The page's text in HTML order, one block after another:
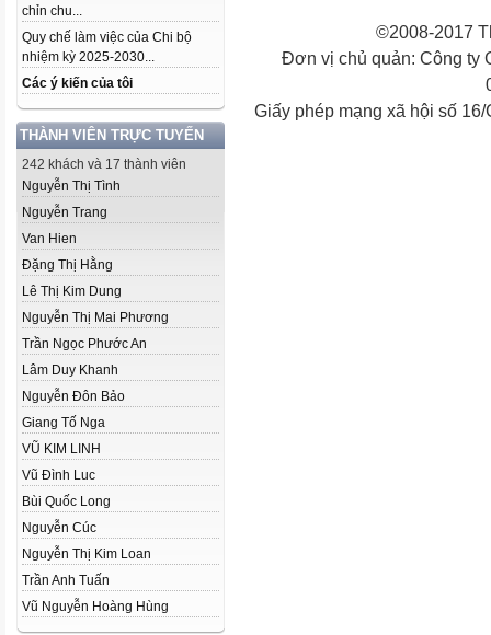
chỉn chu...
Quy chế làm việc của Chi bộ
nhiệm kỳ 2025-2030...
Các ý kiến của tôi
THÀNH VIÊN TRỰC TUYẾN
242 khách và 17 thành viên
Nguyễn Thị Tình
Nguyễn Trang
Van Hien
Đặng Thị Hằng
Lê Thị Kim Dung
Nguyễn Thị Mai Phương
Trần Ngọc Phước An
Lâm Duy Khanh
Nguyễn Đôn Bảo
Giang Tố Nga
VŨ KIM LINH
Vũ Đình Luc
Bùi Quốc Long
Nguyễn Cúc
Nguyễn Thị Kim Loan
Trần Anh Tuấn
Vũ Nguyễn Hoàng Hùng
©2008-2017
Đơn vị chủ quản: Công ty
Giấy phép mạng xã hội số